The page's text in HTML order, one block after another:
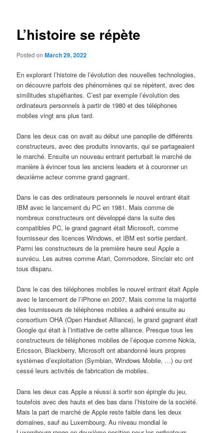
L’histoire se répète
Posted onMarch 29, 2022
En explorant l’histoire de l’évolution des nouvelles technologies,
on découvre parfois des phénomènes qui se répètent, avec des
similitudes stupéfiantes. C’est par exemple l’évolution des
ordinateurs personnels à partir de 1980 et des téléphones
mobiles vingt ans plus tard.
Dans les deux cas on avait au début une panoplie de différents
constructeurs, avec des produits innovants, qui se partageaient
le marché. Ensuite un nouveau entrant perturbait le marché de
manière à évincer tous les anciens leaders et à couronner un
deuxième acteur comme grand gagnant.
Dans le cas des ordinateurs personnels le nouvel entrant était
IBM avec le lancement du PC en 1981. Mais comme de
nombreux constructeurs ont développé dans la suite des
compatibles PC, le grand gagnant était Microsoft, comme
fournisseur des licences Windows, et IBM est sortie perdant.
Parmi les constructeurs de la première heure seul Apple a
survécu. Les autres comme Atari, Commodore, Sinclair etc ont
tous disparu.
Dans le cas des téléphones mobiles le nouvel entrant était Apple
avec le lancement de l’iPhone en 2007. Mais comme la majorité
des fournisseurs de téléphones mobiles a adhéré ensuite au
consortium OHA (Open Handset Alliance), le grand gagnant était
Google qui était à l’initiative de cette alliance. Presque tous les
constructeurs de téléphones mobiles de l’époque comme Nokia,
Ericsson, Blackberry, Microsoft ont abandonné leurs propres
systèmes d’exploitation (Symbian, Windows Mobile, …) ou ont
cessé leurs activités de fabrication de mobiles.
Dans les deux cas Apple a réussi à sortir son épingle du jeu,
toutefois avec des hauts et des bas dans l’histoire de la société.
Mais la part de marché de Apple reste faible dans les deux
domaines, sauf au Luxembourg. Au niveau mondial le